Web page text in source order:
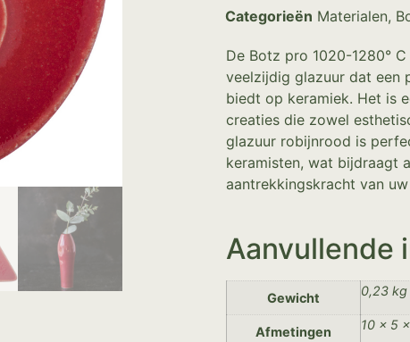
Categorieën Materialen,
De Botz pro 1020-1280°
veelzijdig glazuur dat een
biedt op keramiek. Het is
creaties die zowel
glazuur robijnrood is
keramisten, wat bijdraagt
aantrekkingskracht van
Aanvullende
Gewicht 0,23 kg
Afmetingen 10 × 5